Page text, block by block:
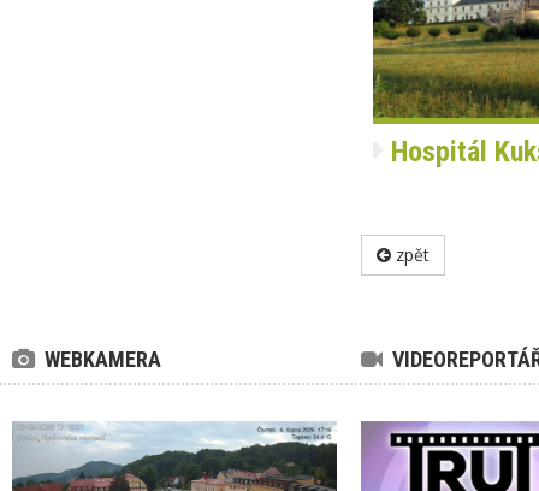
Hospitál
zpět
WEBKAMERA